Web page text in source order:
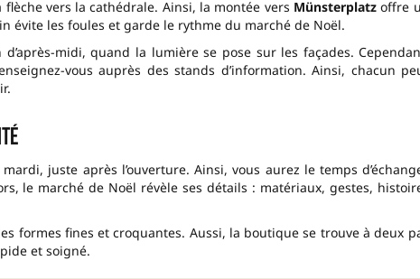
flèche vers la cathédrale. Ainsi, la montée vers Münsterplatzoffre
évite les foules et garde le rythme du marché de Noël.
midi, quand la lumière se pose sur les façades.
vous auprès des stands d’information. Ainsi, chacun
juste après l’ouverture. Ainsi, vous aurez le temps
le marché de Noël révèle ses détails : matériaux, gestes,
formes fines et croquantes. Aussi, la boutique se trouve à deux
et soigné.